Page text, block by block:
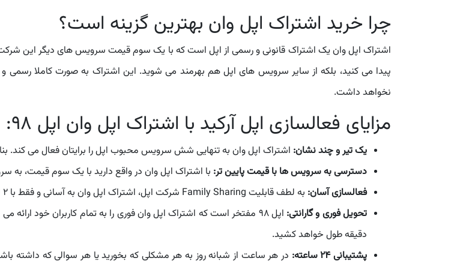
چرا خرید اشتراک اپل وان بهترین گزینه است؟
اشتراک اپل وان یک اشتراک قانونی و رسمی از اپل است که با یک سوم قیمت سرویس های دیگر این
پیدا می کنید، بلکه از سایر سرویس های اپل هم بهرمند می شوید. این اشتراک به صورت کاملا
نخواهد داشت.
مزایای فعالسازی اپل آرکید با اشتراک اپل وان اپل 98:
یک تیر و چند نشان: اشتراک اپل وان به تنهایی شش سرویس محبوب اپل را برایتان فعال می کند.
دسترسی به سرویس ها با قیمت پایین تر: با اشتراک اپل وان در واقع دارید با یک سوم قیمت،
فعالسازی آسان: به لطف قابلیت Family Sharing شرکت اپل، اشتراک اپل وان به آسانی و فقط با 2 لمس فعال می شود!
تحویل فوری و گارانتی:
دقیقه طول خواهد کشید.
پشتیبانی 24 ساعته: